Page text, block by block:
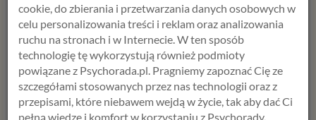
Pierwszarozmowato częstodopiero początek.Dajciesobie
czas,bywrócićdosiebie.
5.Jeślirozmowaniedziała –poszukajcie
wsparcia
Czasempotrzebnyjestktoś trzeci –ktoś,ktopomoże
zrozumieć,conaprawdęsiędzieje.Terapiaparniejest
cookie, do zbierania i przetwarzania danych osobowych w
celu personalizowania treści i reklam oraz analizowania
ruchu na stronach i w Internecie. W ten sposób
technologię tę wykorzystują również podmioty
powiązane z Psychorada.pl. Pragniemy zapoznać Cię ze
szczegółami stosowanych przez nas technologii oraz z
przepisami, które niebawem wejdą w życie, tak aby dać Ci
pełną wiedzę i komfort w korzystaniu z Psychorady.